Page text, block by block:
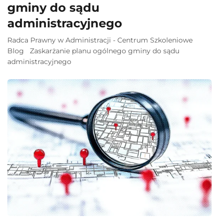
gminy do sądu
administracyjnego
Radca Prawny w Administracji - Centrum Szkoleniowe
Blog
Zaskarżanie planu ogólnego gminy do sądu
administracyjnego